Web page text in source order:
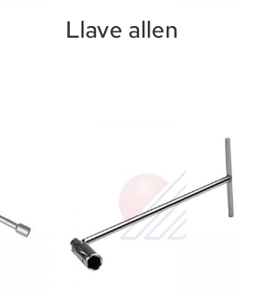
Llave allen